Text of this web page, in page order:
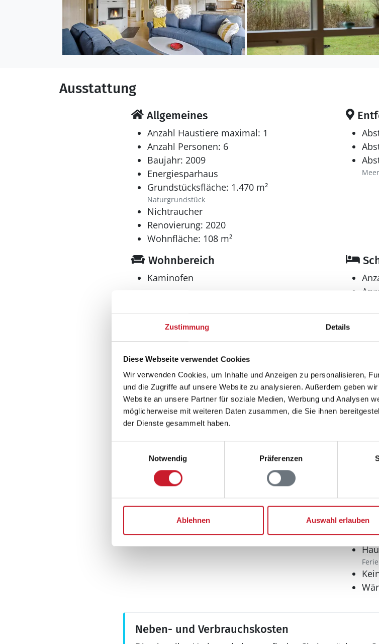
Zustimmung Details
Diese Webseite verwendet Cookies
Wir verwenden Cookies, um Inhalte und Anzeigen zu personalisieren,
und die Zugriffe auf unsere Website zu analysieren. Außerdem geben
Website an unsere Partner für soziale Medien, Werbung und Analysen
möglicherweise mit weiteren Daten zusammen, die Sie ihnen
der Dienste gesammelt haben.
Notwendig
Präferenzen
Ablehnen Auswahl erlauben
Ausstattung
Allgemeines
Anzahl Haustiere maximal: 1
Anzahl Personen: 6
Baujahr: 2009
Energiesparhaus
Grundstücksfläche: 1.470 m²
Naturgrundstück
Nichtraucher
Renovierung: 2020
Wohnfläche: 108 m²
Wohnbereich
Kaminofen
Küche
Dunstabzug
Geschirrspüler
Herd
El-Kochplatten/Ofen
Kaffeemaschine
Kühlschrank
Mikrowelle
Tiefkühler: 40 l
Bad
Wellness
Sauna
Whirlpool
Aussenbereich
Gartenmöbel
Schaukel
Neben- und Verbrauchskosten